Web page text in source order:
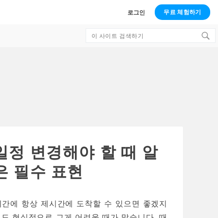
로그인 무료 체험하기
Search
정 변경해야 할 때 알
필수 표현
에 항상 제시간에 도착할 수 있으면 좋겠지